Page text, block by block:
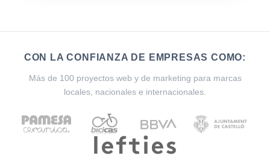
CON LA CONFIANZA DE EMPRESAS COMO:
Más de 100 proyectos web y de marketing para marcas
locales, nacionales e internacionales.